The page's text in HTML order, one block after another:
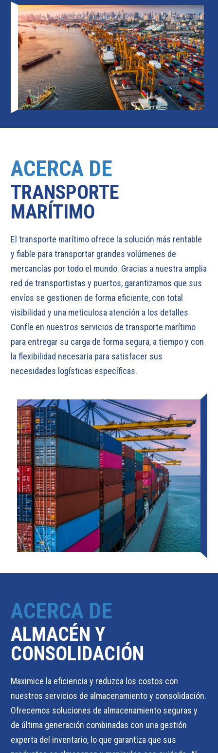
ACERCA DE
TRANSPORTE
MARÍTIMO
El transporte marítimo ofrece la solución más rentable
y fiable para transportar grandes volúmenes de
mercancías por todo el mundo. Gracias a nuestra amplia
red de transportistas y puertos, garantizamos que sus
envíos se gestionen de forma eficiente, con total
visibilidad y una meticulosa atención a los detalles.
Confíe en nuestros servicios de transporte marítimo
para entregar su carga de forma segura, a tiempo y con
la flexibilidad necesaria para satisfacer sus
necesidades logísticas específicas.
ACERCA DE
ALMACÉN Y
CONSOLIDACIÓN
Maximice la eficiencia y reduzca los costos con
nuestros servicios de almacenamiento y consolidación.
Ofrecemos soluciones de almacenamiento seguras y
de última generación combinadas con una gestión
experta del inventario, lo que garantiza que sus